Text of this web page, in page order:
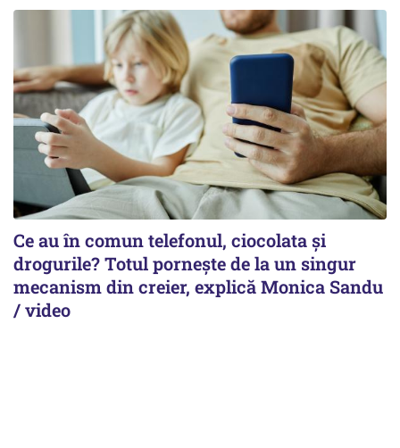
Ce au în comun telefonul, ciocolata și
drogurile? Totul pornește de la un singur
mecanism din creier, explică Monica Sandu
/ video